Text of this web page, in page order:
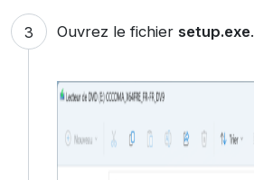
Ouvrez le fichier setup.exe.